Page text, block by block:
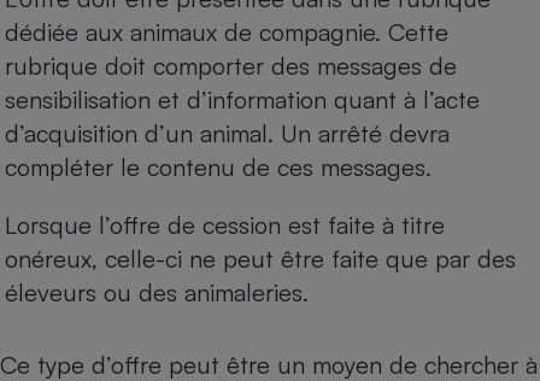
dédiée aux animaux de compagnie. Cette
rubrique doit comporter des messages de
sensibilisation et d’information quant à l’acte
d’acquisition d’un animal. Un arrêté devra
compléter le contenu de ces messages.
Lorsque l’offre de cession est faite à titre
onéreux, celle-ci ne peut être faite que par des
éleveurs ou des animaleries.
Ce type d’offre peut être un moyen de chercher à